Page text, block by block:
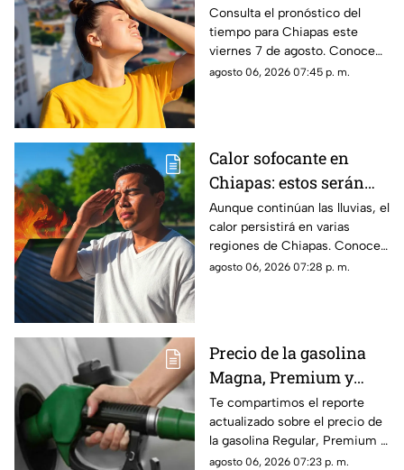
el clima este viernes 7
de agosto en Chiapas
Consulta el pronóstico del
tiempo para Chiapas este
viernes 7 de agosto. Conoce
las regiones con probabilidad
agosto 06, 2026 07:45 p. m.
Calor sofocante en
Chiapas: estos serán
los municipios con las
temperaturas más altas
este viernes 7 de agosto
Aunque continúan las lluvias, el
calor persistirá en varias
regiones de Chiapas. Conoce
cuáles serán los municipios
agosto 06, 2026 07:28 p. m.
Precio de la gasolina
Magna, Premium y
Diésel en Chiapas:
costo por municipio
este viernes 7 de agosto
Te compartimos el reporte
actualizado sobre el precio de
la gasolina Regular, Premium y
Diésel en las estaciones de
agosto 06, 2026 07:23 p. m.